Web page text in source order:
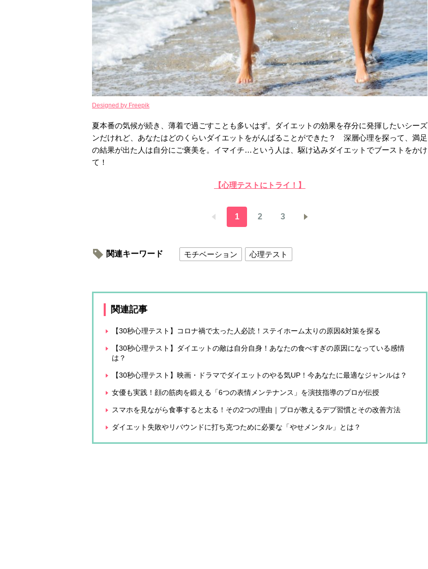
Designed by Freepik
夏本番の気候が続き、薄着で過ごすことも多いはず。ダイエットの効果を存分に発揮したいシーズ
ンだけれど、あなたはどのくらいダイエットをがんばることができた？ 深層心理を探って、満足
の結果が出た人は自分にご褒美を。イマイチ…という人は、駆け込みダイエットでブーストをかけ
て！
【心理テストにトライ！】
1 2 3
関連キーワード モチベーション 心理テスト
関連記事
【30秒心理テスト】コロナ禍で太った人必読！ステイホーム太りの原因&対策を探る
【30秒心理テスト】ダイエットの敵は自分自身！あなたの食べすぎの原因になっている感情
は？
【30秒心理テスト】映画・ドラマでダイエットのやる気UP！今あなたに最適なジャンルは？
女優も実践！顔の筋肉を鍛える「6つの表情メンテナンス」を演技指導のプロが伝授
スマホを見ながら食事すると太る！その2つの理由｜プロが教えるデブ習慣とその改善方法
ダイエット失敗やリバウンドに打ち克つために必要な「やせメンタル」とは？